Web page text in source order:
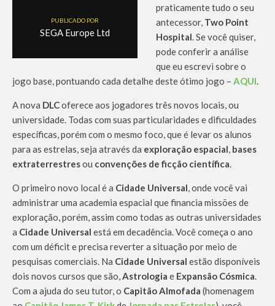
PUBLICADO POR
SEGA Europe Ltd
praticamente tudo o seu
antecessor, Two Point
Hospital. Se você quiser,
pode conferir a análise
que eu escrevi sobre o
jogo base, pontuando cada detalhe deste ótimo jogo – AQUI.
A nova DLCoferece aos jogadores três novos locais, ou
universidade. Todas com suas particularidades e dificuldades
específicas, porém com o mesmo foco, que é levar os alunos
para as estrelas, seja através da exploração espacial, bases
extraterrestresou convenções de ficção científica.
O primeiro novo local é a Cidade Universal, onde você vai
administrar uma academia espacial que financia missões de
exploração, porém, assim como todas as outras universidades
a Cidade Universal está em decadência. Você começa o ano
com um déficit e precisa reverter a situação por meio de
pesquisas comerciais. Na Cidade Universal estão disponíveis
dois novos cursos que são,Astrologia e Expansão Cósmica.
Com a ajuda do seu tutor, o Capitão Almofada (homenagem